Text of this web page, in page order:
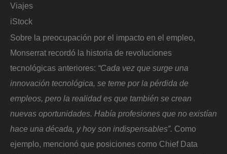
Viajes
iStock
Sobre la preocupación por el impacto en el empleo,
Monserrat recordó la historia de revoluciones
tecnológicas anteriores: “Cada vez que surge una
innovación tecnológica, se teme por la pérdida de
empleos, pero la realidad es que también se crean
nuevas oportunidades. Había profesiones que no existían
hace una década, y hoy son indispensables”. Como
ejemplo, mencionó que posiciones como Chief Data